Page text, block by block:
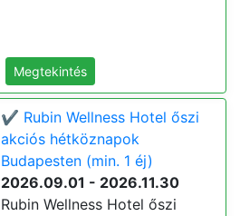
Megtekintés
✔️ Rubin Wellness Hotel őszi
akciós hétköznapok
Budapesten (min. 1 éj)
2026.09.01 - 2026.11.30
Rubin Wellness Hotel őszi